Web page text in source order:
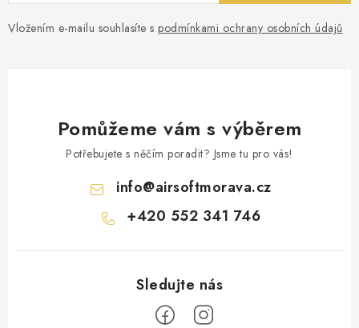
Vložením e-mailu souhlasíte s podmínkami ochrany osobních údajů
Pomůžeme vám s výběrem
Potřebujete s něčím poradit? Jsme tu pro vás!
info@airsoftmorava.cz
+420 552 341 746